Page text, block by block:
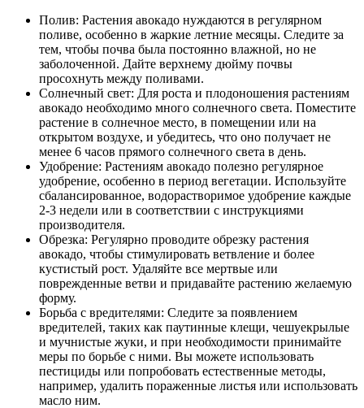
Полив: Растения авокадо нуждаются в регулярном
поливе, особенно в жаркие летние месяцы. Следите за
тем, чтобы почва была постоянно влажной, но не
заболоченной. Дайте верхнему дюйму почвы
просохнуть между поливами.
Солнечный свет: Для роста и плодоношения растениям
авокадо необходимо много солнечного света. Поместите
растение в солнечное место, в помещении или на
открытом воздухе, и убедитесь, что оно получает не
менее 6 часов прямого солнечного света в день.
Удобрение: Растениям авокадо полезно регулярное
удобрение, особенно в период вегетации. Используйте
сбалансированное, водорастворимое удобрение каждые
2-3 недели или в соответствии с инструкциями
производителя.
Обрезка: Регулярно проводите обрезку растения
авокадо, чтобы стимулировать ветвление и более
кустистый рост. Удаляйте все мертвые или
поврежденные ветви и придавайте растению желаемую
форму.
Борьба с вредителями: Следите за появлением
вредителей, таких как паутинные клещи, чешуекрылые
и мучнистые жуки, и при необходимости принимайте
меры по борьбе с ними. Вы можете использовать
пестициды или попробовать естественные методы,
например, удалить пораженные листья или использовать
масло ним.